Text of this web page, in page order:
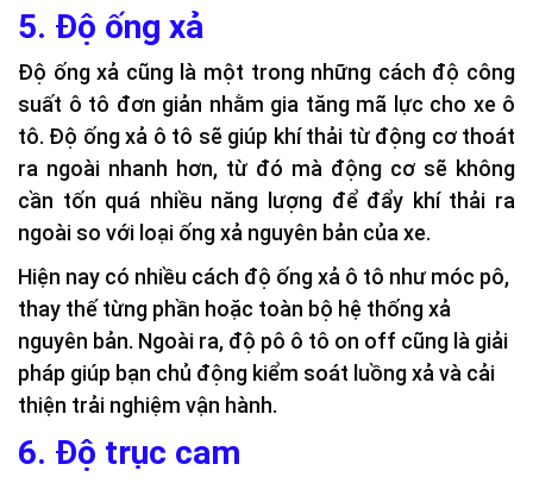
5. Độ ống xả
Độ ống xả cũng là một trong những cách độ công
suất ô tô đơn giản nhằm gia tăng mã lực cho xe ô
tô. Độ ống xả ô tô sẽ giúp khí thải từ động cơ thoát
ra ngoài nhanh hơn, từ đó mà động cơ sẽ không
cần tốn quá nhiều năng lượng để đẩy khí thải ra
ngoài so với loại ống xả nguyên bản của xe.
Hiện nay có nhiều cách độ ống xả ô tô như móc pô,
thay thế từng phần hoặc toàn bộ hệ thống xả
nguyên bản. Ngoài ra, độ pô ô tô on off cũng là giải
pháp giúp bạn chủ động kiểm soát luồng xả và cải
thiện trải nghiệm vận hành.
6. Độ trục cam